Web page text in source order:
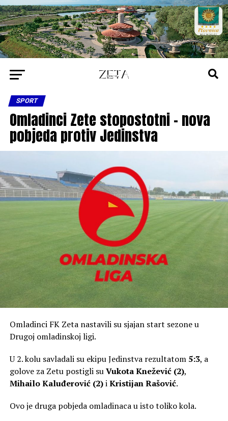
SPORT
Omladinci Zete stopostotni – nova
pobjeda protiv Jedinstva
Omladinci FK Zeta nastavili su sjajan start sezone u
Drugoj omladinskoj ligi.
U 2. kolu savladali su ekipu Jedinstva rezultatom 5:3, a
golove za Zetu postigli suVukota Knežević (2),
Mihailo Kaluđerović (2)iKristijan Rašović.
Ovo je druga pobjeda omladinaca u isto toliko kola.